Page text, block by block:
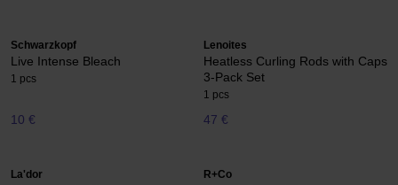
Schwarzkopf
Live Intense Bleach
1 pcs
10 €
Lenoites
Heatless Curling Rods with Caps
3-Pack Set
1 pcs
47 €
La'dor R+Co